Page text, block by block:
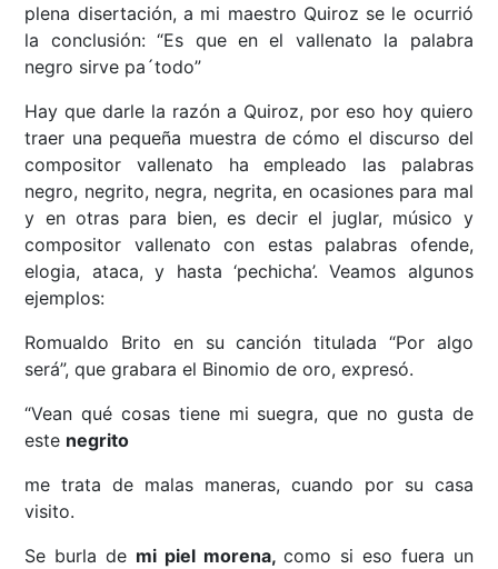
plena disertación, a mi maestro Quiroz se le ocurrió
la conclusión: “Es que en el vallenato la palabra
negro sirve pa´todo”
Hay que darle la razón a Quiroz, por eso hoy quiero
traer una pequeña muestra de cómo el discurso del
compositor vallenato ha empleado las palabras
negro, negrito, negra, negrita, en ocasiones para mal
y en otras para bien, es decir el juglar, músico y
compositor vallenato con estas palabras ofende,
elogia, ataca, y hasta ‘pechicha’. Veamos algunos
ejemplos:
Romualdo Brito en su canción titulada “Por algo
será”, que grabara el Binomio de oro, expresó.
“Vean qué cosas tiene mi suegra, que no gusta de
este negrito
me trata de malas maneras, cuando por su casa
visito.
Se burla de mi piel morena, como si eso fuera un